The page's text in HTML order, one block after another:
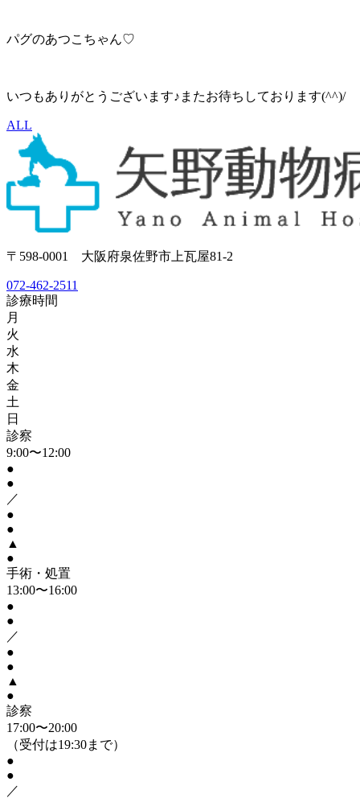
パグのあつこちゃん♡
いつもありがとうございます♪またお待ちしております(^^)/
ALL
〒598-0001 大阪府泉佐野市上瓦屋81-2
072-462-2511
診療時間
月
火
水
木
金
土
日
診察
9:00〜12:00
●
●
／
●
●
▲
●
手術・処置
13:00〜16:00
●
●
／
●
●
▲
●
診察
17:00〜20:00
（受付は19:30まで）
●
●
／